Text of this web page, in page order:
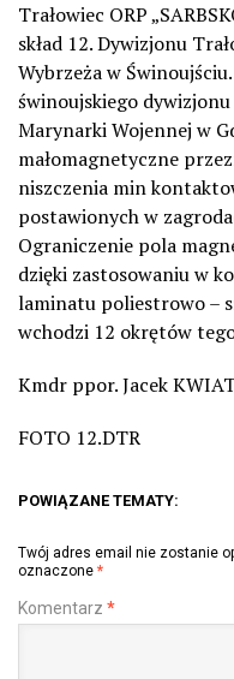
Trałowiec ORP
skład 12. Dywizjonu
Wybrzeża w
świnoujskiego
Marynarki Wojennej w
małomagnetyczne
niszczenia min
postawionych w
Ograniczenie pola
dzięki zastosowaniu w
laminatu poliestrowo –
wchodzi 12 okrętów
Kmdr ppor. Jacek
FOTO 12.DTR
POWIĄZANE TEMATY:
Twój adres email nie zostanie
oznaczone *
Komentarz *